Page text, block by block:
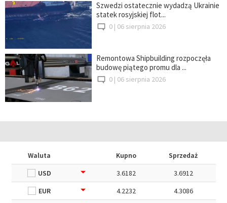
Szwedzi ostatecznie wydadzą Ukrainie
statek rosyjskiej flot...
0 | 06 sierpnia 2026
Remontowa Shipbuilding rozpoczęła
budowę piątego promu dla ...
0 | 06 sierpnia 2026
Waluta Kupno
Sprzedaż
USD
3.6182
3.6912
EUR
4.2232
4.3086